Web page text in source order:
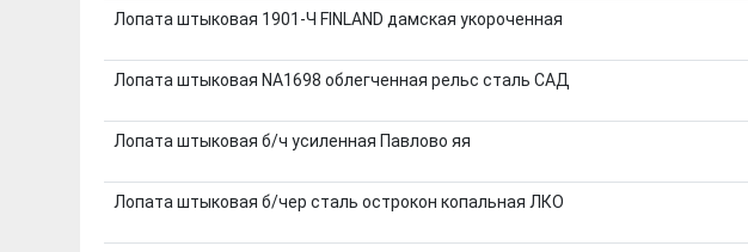
Лопата штыковая 1901-Ч FINLAND дамская укороченная
Лопата штыковая NA1698 облегченная рельс сталь САД
Лопата штыковая б/ч усиленная Павлово яя
Лопата штыковая б/чер сталь острокон копальная ЛКО